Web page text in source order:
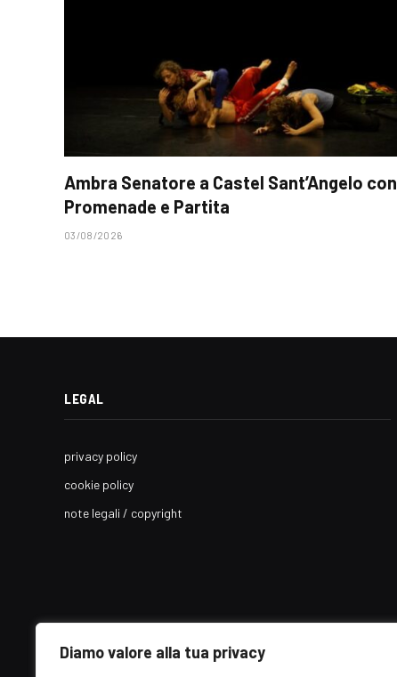
Diamo valore alla tua privacy
Ambra Senatore a Castel Sant’Angelo con
Promenade e Partita
03/08/2026
LEGAL
privacy policy
cookie policy
note legali / copyright